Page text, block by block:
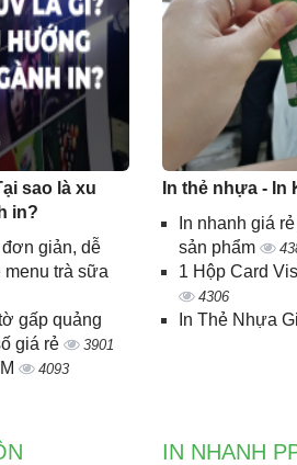
sao là xu
in?
giản, dễ
trà sữa
gấp quảng
giá rẻ
3901
4093
In thẻ nhựa - In
In nhanh giá
sản phẩm
1 Hộp Card
4306
In Thẻ Nhựa
IN NHANH